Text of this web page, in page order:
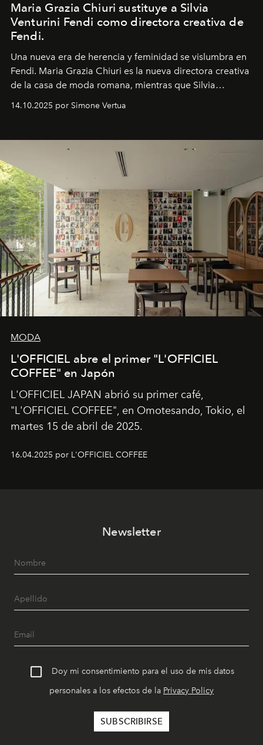
Maria Grazia Chiuri sustituye a Silvia
Venturini Fendi como directora creativa de
Fendi.
Una nueva era de herencia y feminidad se vislumbra en
Fendi. Maria Grazia Chiuri es la nueva directora creativa
de la casa de moda romana, mientras que Silvia
14.10.2025 por Simone Vertua
MODA
L'OFFICIEL abre el primer "L'OFFICIEL
COFFEE" en Japón
L'OFFICIEL JAPAN abrió su primer café,
"L'OFFICIEL COFFEE", en Omotesando, Tokio, el
martes 15 de abril de 2025.
16.04.2025 por L'OFFICIEL COFFEE
Newsletter
Doy mi consentimiento para el uso de mis datos
personales a los efectos de la Privacy Policy